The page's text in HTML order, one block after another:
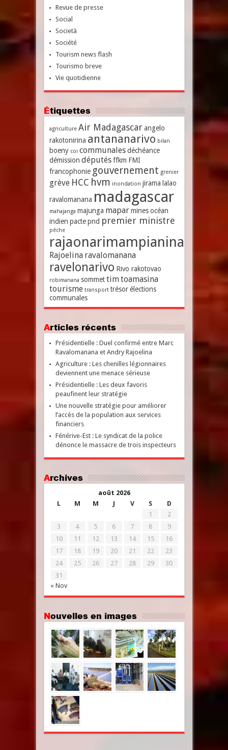
Revue de presse
Social
Società
Société
Tourism news flash
Tourismo breve
Vie quotidienne
Étiquettes
agriculture Air Madagascar angelo
rakotonirina antananarivo bilan
boeny coi communales déchéance
démission députés ffkm FMI
francophonie gouvernement grenier
grève HCC hvm inondation jirama lalao
ravalomanana madagascar
mahajanga majunga mapar mines océan
indien pacte pnd premier ministre
pêche
rajaonarimampianina
Rajoelina ravalomanana
ravelonarivo Rivo rakotovao
robimanana sommet timtoamasina
tourisme transport trésor élections
communales
Articles récents
Présidentielle : Duel confirmé entre Marc
Ravalomanana et Andry Rajoelina
Agriculture : Les chenilles légionnaires
deviennent une menace sérieuse
Présidentielle : Les deux favoris
peaufinent leur stratégie
Une nouvelle stratégie pour améliorer
l’accès de la population aux services
financiers
Fénérive-Est : Le syndicat de la police
dénonce le massacre de trois inspecteurs
Archives
août 2026
L
M M J V S D
« Nov
1
2
3
4 5 6 7 8
9
10
11 12 13 14 15
16
17
18 19 20 21 22
23
24
25 26 27 28 29
30
31
Nouvelles en images